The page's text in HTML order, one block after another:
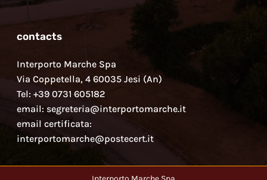
contacts
Interporto Marche Spa
Via Coppetella, 4 60035 Jesi (An)
Tel: +39 0731 605182
email: segreteria@interportomarche.it
email certificata:
interportomarche@postecert.it